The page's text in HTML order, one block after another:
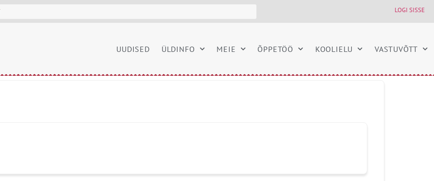
LOGI SISSE
UUDISED ÜLDINFO MEIE ÕPPETÖÖ KOOLIELU VASTUVÕTT